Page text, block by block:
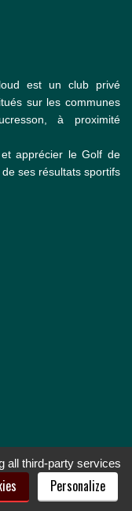
est un club privé
sur les communes
à proximité
apprécier le Golf de
ses résultats sportifs
de vente|Mentions légales
Réalisation vt-design
all third-party services
Personalize